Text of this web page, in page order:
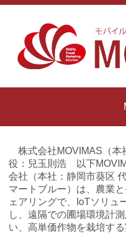
IoT
株式会社MOVIMAS（
役：兒玉則浩 以下
会社（本社：静岡市葵区
マートブルー）は、農業
ェアリングで、IoTソリュ
し、遠隔での圃場環境計
い、高単価作物を栽培す